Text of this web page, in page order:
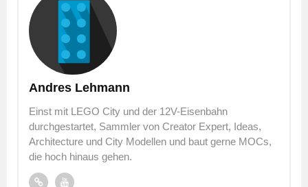
Andres Lehmann
Einst mit LEGO City und der 12V-Eisenbahn
durchgestartet, Sammler von Creator Expert, Ideas,
Architecture und City Modellen und baut gerne MOCs,
die hoch hinaus gehen.